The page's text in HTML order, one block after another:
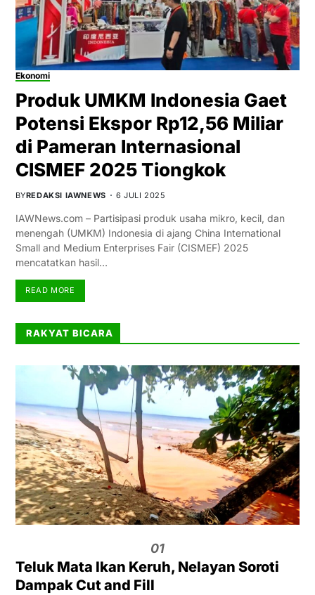
Ekonomi
Produk UMKM Indonesia Gaet
Potensi Ekspor Rp12,56 Miliar
di Pameran Internasional
CISMEF 2025 Tiongkok
BYREDAKSI IAWNEWS 6 JULI 2025
IAWNews.com – Partisipasi produk usaha mikro, kecil, dan
menengah (UMKM) Indonesia di ajang China International
Small and Medium Enterprises Fair (CISMEF) 2025
mencatatkan hasil…
READ MORE
RAKYAT BICARA
01
Teluk Mata Ikan Keruh, Nelayan Soroti
Dampak Cut and Fill